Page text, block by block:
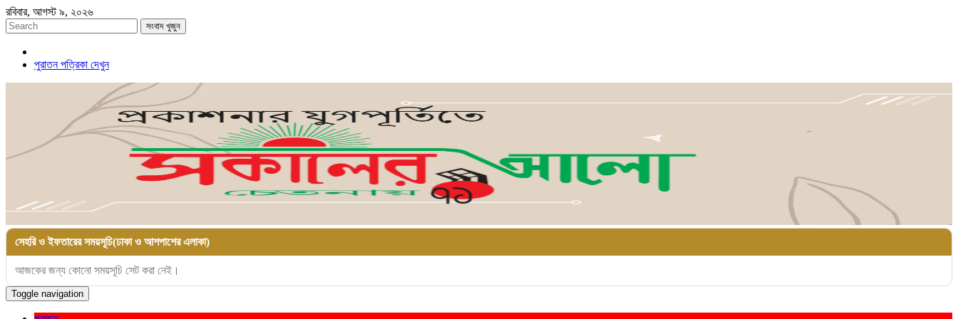
রবিবার, আগস্ট ৯, ২০২৬
সংবাদ খুজুন
পুরাতন পত্রিকা দেখুন
সেহরি ও ইফতারের সময়সূচি(ঢাকা ও আশপাশের এলাকা)
আজকের জন্য কোনো সময়সূচি সেট করা নেই।
Toggle navigation